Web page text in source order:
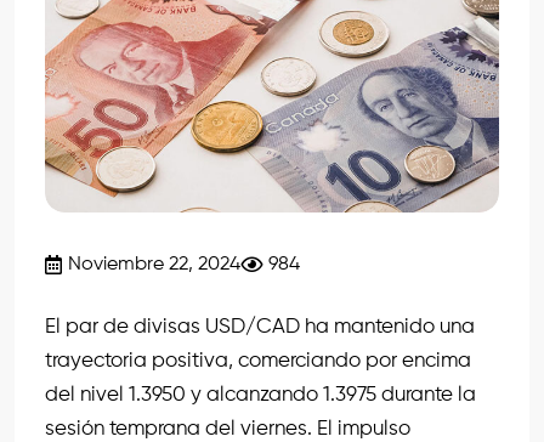
Noviembre 22, 2024 984
El par de divisas USD/CAD ha mantenido una
trayectoria positiva, comerciando por encima
del nivel 1.3950 y alcanzando 1.3975 durante la
sesión temprana del viernes. El impulso